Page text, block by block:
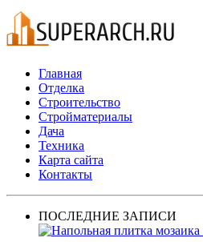
Главная
Отделка
Строительство
Стройматериалы
Дача
Техника
Карта сайта
Контакты
ПОСЛЕДНИЕ ЗАПИСИ